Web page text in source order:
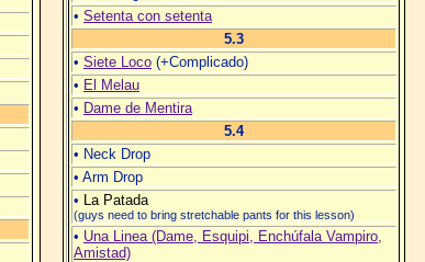
• Setenta con setenta
5.3
• Siete Loco (+Complicado)
• El Melau
• Dame de Mentira
5.4
• Neck Drop
• Arm Drop
• La Patada
(guys need to bring stretchable pants for this lesson)
• Una Linea (Dame, Esquipi, Enchúfala Vampiro,
Amistad)